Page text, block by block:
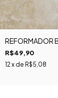
REFORMADOR
R$49,90
12x de R$5,08